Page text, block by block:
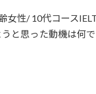
女性/ 10代コース
と思った動機は何